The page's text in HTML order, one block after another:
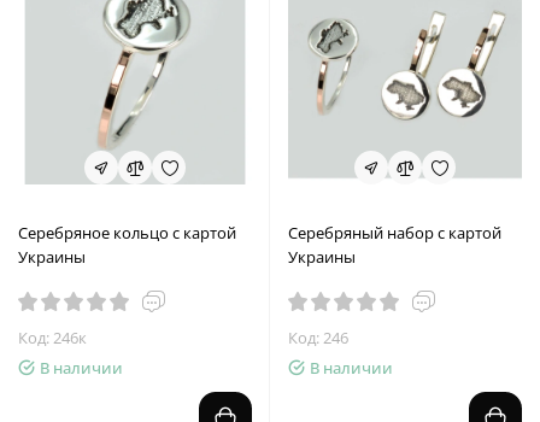
Серебряное кольцо с картой
Украины
Код: 246к
В наличии
Серебряный набор с картой
Украины
Код: 246
В наличии